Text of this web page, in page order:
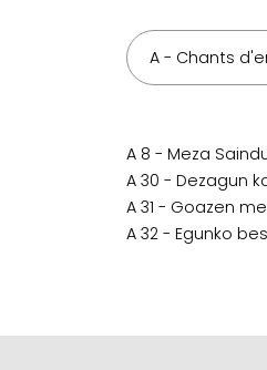
A - Chants
A 8 - Meza
A 30 - Dezagun
A 31 - Goazen
A 32 - Egunko